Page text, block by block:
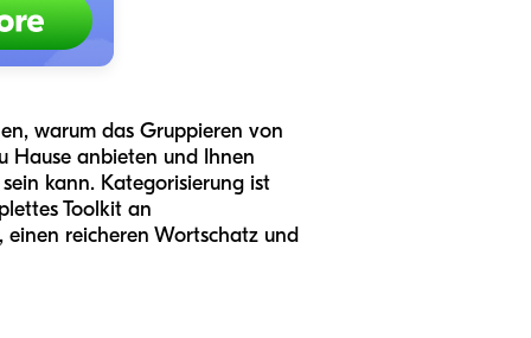
warum das Gruppieren von
Hause anbieten und Ihnen
kann. Kategorisierung ist
Toolkit an
reicheren Wortschatz und